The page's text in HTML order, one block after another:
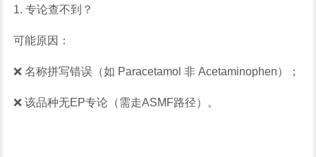
1. 专论查不到？
可能原因：
❌ 名称拼写错误（如 Paracetamol 非 Acetaminophen）；
❌ 该品种无EP专论（需走ASMF路径）。